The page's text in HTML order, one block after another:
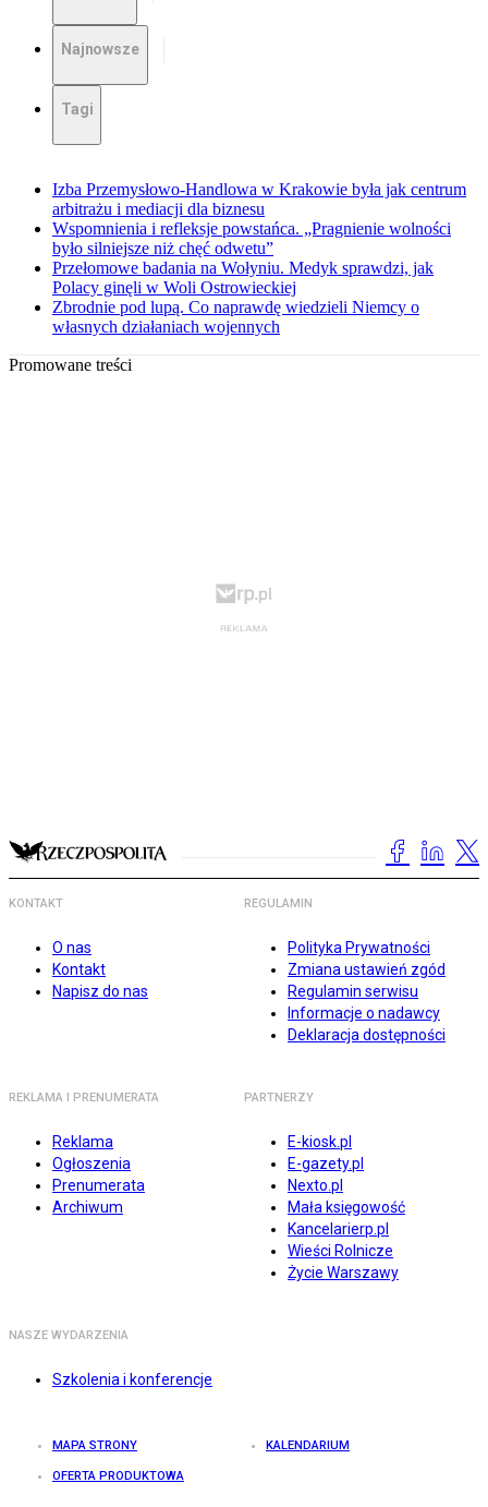
Najnowsze
Tagi
Izba Przemysłowo-Handlowa w Krakowie była jak centrum
arbitrażu i mediacji dla biznesu
Wspomnienia i refleksje powstańca. „Pragnienie wolności
było silniejsze niż chęć odwetu”
Przełomowe badania na Wołyniu. Medyk sprawdzi, jak
Polacy ginęli w Woli Ostrowieckiej
Zbrodnie pod lupą. Co naprawdę wiedzieli Niemcy o
własnych działaniach wojennych
Promowane treści
KONTAKT
O nas
Kontakt
Napisz do nas
REGULAMIN
Polityka Prywatności
Zmiana ustawień zgód
Regulamin serwisu
Informacje o nadawcy
Deklaracja dostępności
REKLAMA I PRENUMERATA
Reklama
Ogłoszenia
Prenumerata
Archiwum
PARTNERZY
E-kiosk.pl
E-gazety.pl
Nexto.pl
Mała księgowość
Kancelarierp.pl
Wieści Rolnicze
Życie Warszawy
NASZE WYDARZENIA
Szkolenia i konferencje
MAPA STRONY KALENDARIUM
OFERTA PRODUKTOWA